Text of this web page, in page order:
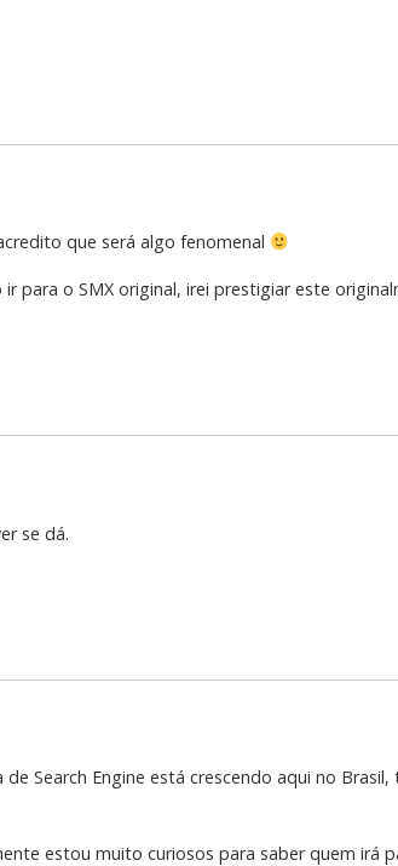
que será algo fenomenal
para o SMX original, irei prestigiar este
se dá.
Search Engine está crescendo aqui no
estou muito curiosos para saber quem irá